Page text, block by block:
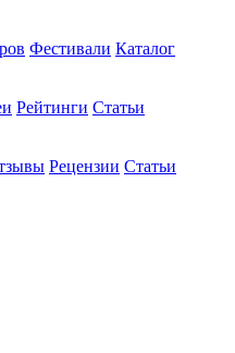
Фестивали Каталог
Рейтинги Статьи
Рецензии Статьи